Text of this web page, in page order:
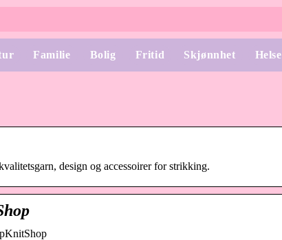
Familie Bolig Fritid Skjønnhet Helse
design og accessoirer for strikking.